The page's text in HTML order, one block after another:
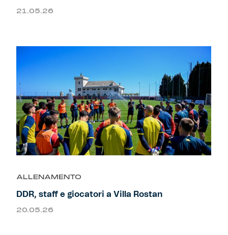
Caffè Boasi x Genoa
Isolani x Genoa
Gift Card Online Store
Fortissimo batte il mio cuor
21.05.26
ALLENAMENTO
DDR, staff e giocatori a Villa Rostan
20.05.26